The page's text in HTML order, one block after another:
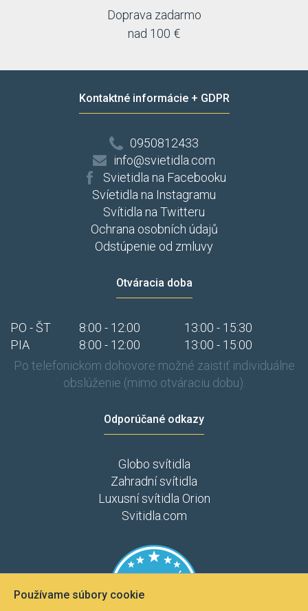
Doprava zadarmo
nad 100 €
Kontaktné informácie + GDPR
0950812433
info@svietidla.com
Svietidla na Facebooku
Svíetidla na Instagramu
Svítidla na Twitteru
Ochrana osobních údajů
Odstúpenie od zmluvy
Otváracia doba
PO - ŠT 8:00 - 12:00
13:00 - 15:30
PIA
8:00 - 12:00
13:00 - 15:00
Po telefonickom dohovore možné zaistiť individuálne
obslúženie (mimo otváraciu dobu).
Odporúčané odkazy
Globo svítidla
Zahradní svítidla
Luxusní svítidla Orion
Svitidla.com
Používame súbory cookie